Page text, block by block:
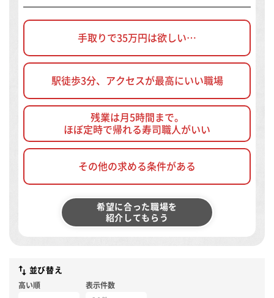
手取りで35万円は欲しい…
駅徒歩3分、アクセスが最高にいい職場
残業は月5時間まで。
ほぼ定時で帰れる寿司職人がいい
その他の求める条件がある
希望に合った職場を
紹介してもらう
並び替え
高い順 表示件数